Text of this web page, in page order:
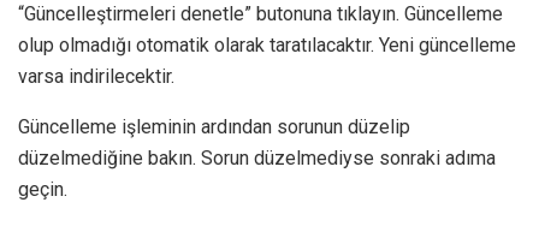
“Güncelleştirmeleri denetle” butonuna tıklayın. Güncelleme
olup olmadığı otomatik olarak taratılacaktır. Yeni güncelleme
varsa indirilecektir.
Güncelleme işleminin ardından sorunun düzelip
düzelmediğine bakın. Sorun düzelmediyse sonraki adıma
geçin.